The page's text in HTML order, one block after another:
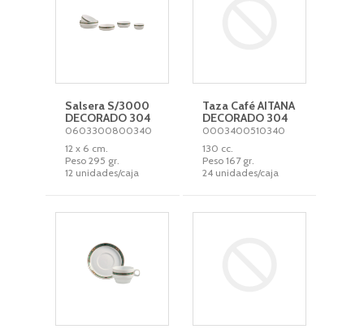
Salsera S/3000
DECORADO 304
0603300800340
12 x 6 cm.
Peso 295 gr.
12 unidades/caja
Taza Café AITANA
DECORADO 304
0003400510340
130 cc.
Peso 167 gr.
24 unidades/caja